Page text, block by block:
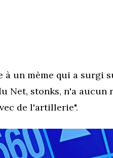
un mème qui a surgi
Net, stonks, n'a
de l'artillerie".